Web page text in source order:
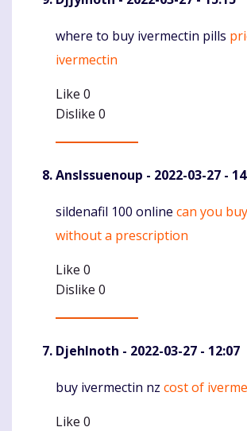
Komentaras
where to buy ivermectin pills
ivermectin
Like 0
Dislike 0
AnsIssuenoup - 2022-03-27 -
Komentaras
sildenafil 100 online can you
without a prescription
Like 0
Dislike 0
DjehInoth - 2022-03-27 - 12:07
Komentaras
buy ivermectin nz cost of
Like 0